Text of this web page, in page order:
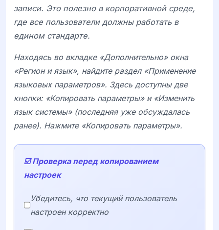
записи. Это полезно в корпоративной среде,
где все пользователи должны работать в
едином стандарте.
Находясь во вкладке «Дополнительно» окна
«Регион и язык», найдите раздел «Применение
языковых параметров». Здесь доступны две
кнопки: «Копировать параметры» и «Изменить
язык системы» (последняя уже обсуждалась
ранее). Нажмите «Копировать параметры».
☑️ Проверка перед копированием
настроек
Убедитесь, что текущий пользователь
настроен корректно